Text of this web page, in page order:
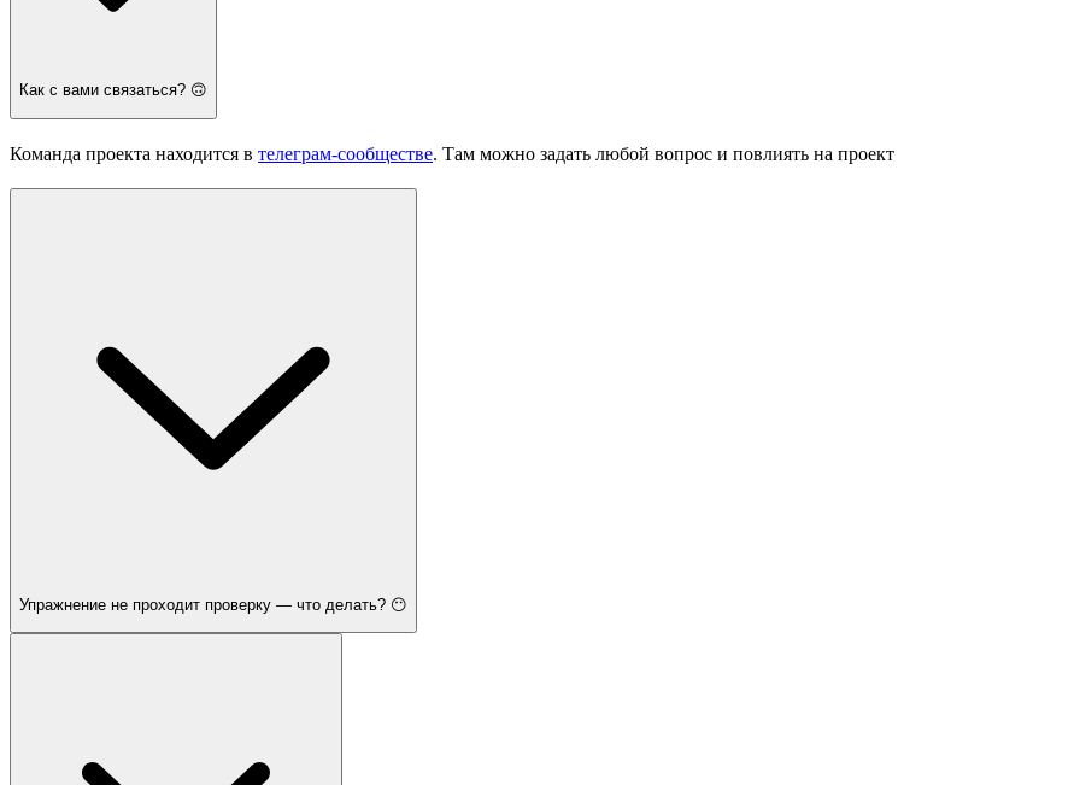
Как с вами связаться? 🙃
Команда проекта находится в телеграм-сообществе. Там можно задать любой вопрос и повлиять на проект
Упражнение не проходит проверку — что делать? 😶